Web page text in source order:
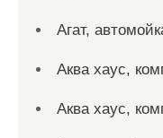
Агат,
Аква хаус,
Аква хаус,